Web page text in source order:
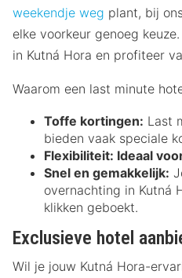
weekendje weg plant, bij
elke voorkeur genoeg
in Kutná Hora en profiteer
Waarom een last minute
Toffe kortingen: Last
bieden vaak speciale
Flexibiliteit: Ideaal
Snel en gemakkelijk:
overnachting in Kutná
klikken geboekt.
Exclusieve hotel
Wil je jouw Kutná Hora-